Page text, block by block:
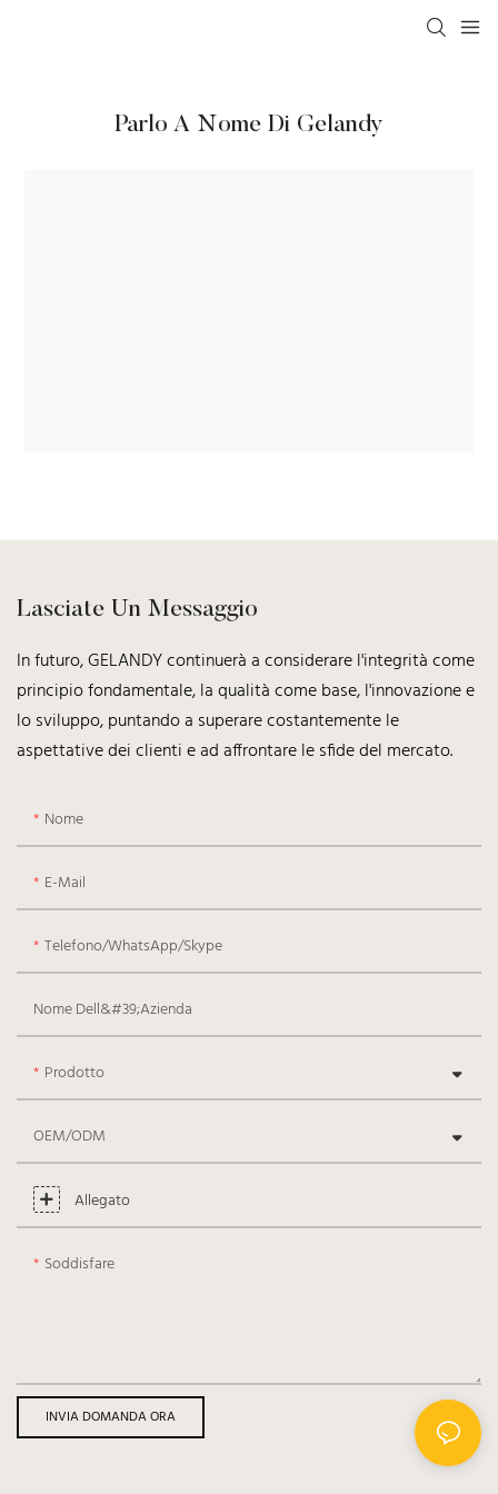
Parlo A Nome Di Gelandy
Lasciate Un Messaggio
In futuro, GELANDY continuerà a considerare l'integrità come
principio fondamentale, la qualità come base, l'innovazione e
lo sviluppo, puntando a superare costantemente le
aspettative dei clienti e ad affrontare le sfide del mercato.
Nome
E-Mail
Telefono/WhatsApp/Skype
Nome Dell&#39;azienda
Prodotto
OEM/ODM
Allegato
Soddisfare
INVIA DOMANDA ORA